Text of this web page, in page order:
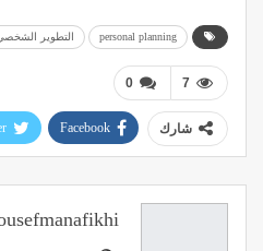
personal planning التطوير
0 7
شارك Facebook
البريد الإلكتروني